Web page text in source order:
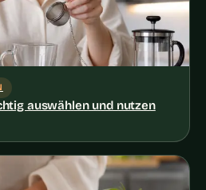
auswählen und nutzen